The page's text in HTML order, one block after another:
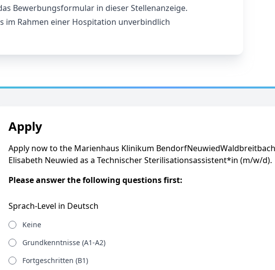
Bewerbungsformular in dieser Stellenanzeige.
im Rahmen einer Hospitation unverbindlich
Apply
Apply now to the Marienhaus Klinikum
Elisabeth Neuwied as a Technischer Sterilisationsassistent*in (m/w/d).
Please answer the following questions first:
Sprach-Level in Deutsch
Keine
Grundkenntnisse (A1-A2)
Fortgeschritten (B1)